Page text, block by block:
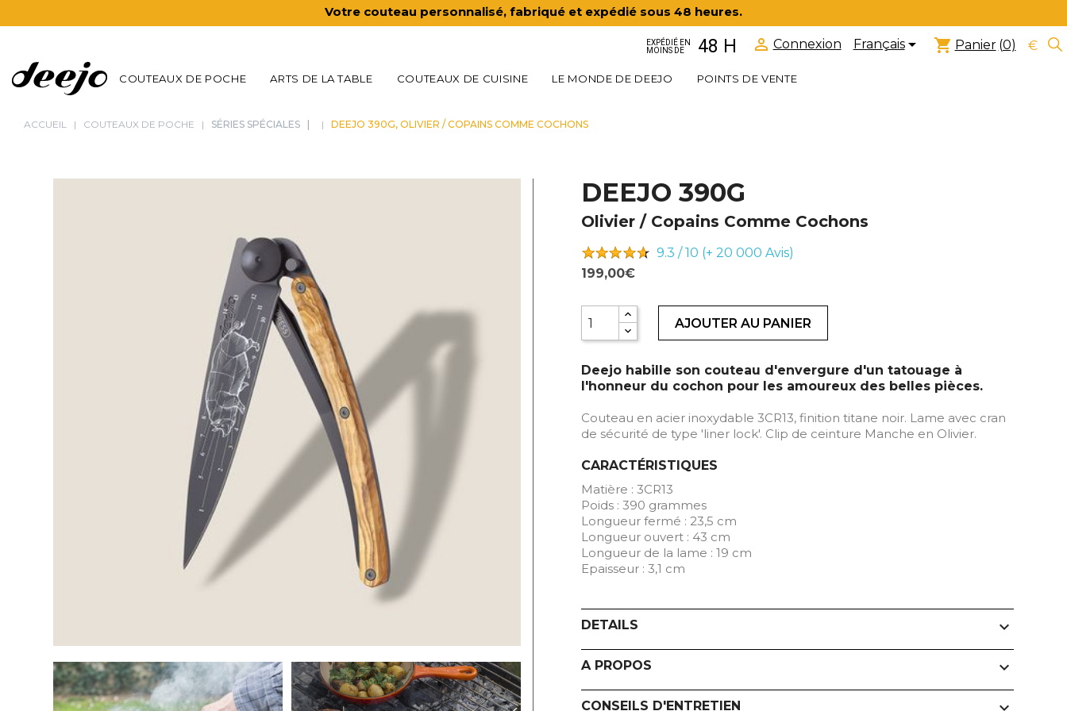
Votre couteau personnalisé, fabriqué et expédié sous 48 heures.
COUTEAUX DE POCHE ARTS DE LA TABLE COUTEAUX DE CUISINE LE MONDE DE DEEJO POINTS DE VENTE
EXPÉDIÉ EN
MOINS DE
48 H  Connexion Français shopping_cart Panier (0) €
ACCUEIL COUTEAUX DE POCHE SÉRIES SPÉCIALES DEEJO 390G, OLIVIER / COPAINS COMME COCHONS
DEEJO 390G
Olivier / Copains Comme Cochons
9.3 / 10 (+ 20 000 Avis)
199,00€
AJOUTER AU PANIER
Deejo habille son couteau d'envergure d'un tatouage à
l'honneur du cochon pour les amoureux des belles pièces.
Couteau en acier inoxydable 3CR13, finition titane noir. Lame avec cran
de sécurité de type 'liner lock'. Clip de ceinture Manche en Olivier.
CARACTÉRISTIQUES
Matière : 3CR13
Poids : 390 grammes
Longueur fermé : 23,5 cm
Longueur ouvert : 43 cm
Longueur de la lame : 19 cm
Epaisseur : 3,1 cm
DETAILS expand_more
A PROPOS expand_more
CONSEILS D'ENTRETIEN